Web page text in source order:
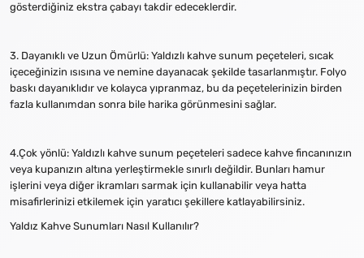
gösterdiğiniz ekstra çabayı takdir edeceklerdir.
3. Dayanıklı ve Uzun Ömürlü: Yaldızlı kahve sunum peçeteleri, sıcak
içeceğinizin ısısına ve nemine dayanacak şekilde tasarlanmıştır. Folyo
baskı dayanıklıdır ve kolayca yıpranmaz, bu da peçetelerinizin birden
fazla kullanımdan sonra bile harika görünmesini sağlar.
4.Çok yönlü: Yaldızlı kahve sunum peçeteleri sadece kahve fincanınızın
veya kupanızın altına yerleştirmekle sınırlı değildir. Bunları hamur
işlerini veya diğer ikramları sarmak için kullanabilir veya hatta
misafirlerinizi etkilemek için yaratıcı şekillere katlayabilirsiniz.
Yaldız Kahve Sunumları Nasıl Kullanılır?